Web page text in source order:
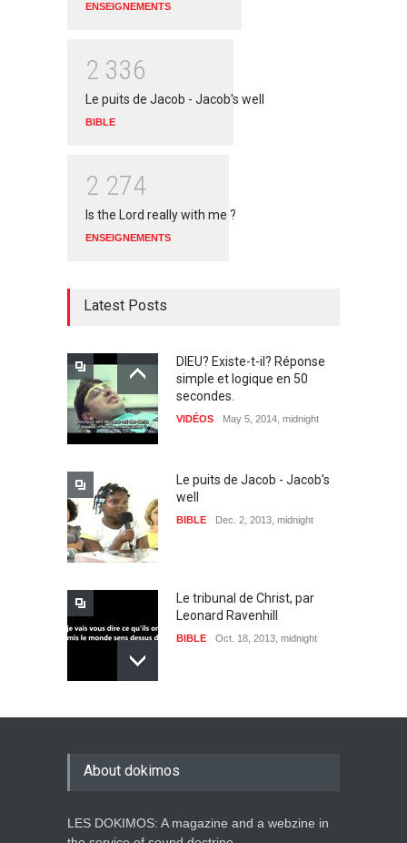
ENSEIGNEMENTS
2 336
Le puits de Jacob - Jacob's well
BIBLE
2 274
Is the Lord really with me ?
ENSEIGNEMENTS
Latest Posts
DIEU? Existe-t-il? Réponse
simple et logique en 50
secondes.
VIDÉOS May 5, 2014, midnight
Le puits de Jacob - Jacob's
well
BIBLE Dec. 2, 2013, midnight
Le tribunal de Christ, par
Leonard Ravenhill
BIBLE Oct. 18, 2013, midnight
L'incontournable réalité du
Dieu à venir
Le vrai but du mariage, par
About dokimos
LES DOKIMOS: A magazine and a webzine in